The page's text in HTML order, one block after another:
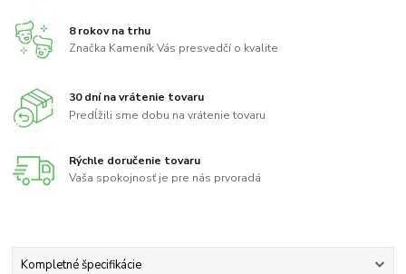
8 rokov na trhu
Značka Kameník Vás presvedčí o kvalite
30 dní na vrátenie tovaru
Predĺžili sme dobu na vrátenie tovaru
Rýchle doručenie tovaru
Vaša spokojnosť je pre nás prvoradá
Kompletné špecifikácie